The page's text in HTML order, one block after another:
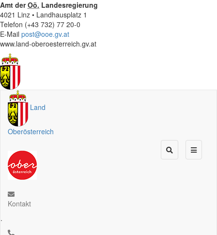
Amt derOö. Landesregierung
4021 Linz • Landhausplatz 1
Telefon (+43 732) 77 20-0
E-Mail post@ooe.gv.at
www.land-oberoesterreich.gv.at
Land
Oberösterreich
Kontakt
.